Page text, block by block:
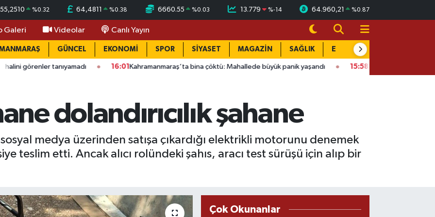
55,2510 %0.32 64,4811 %0.38 6660.55 %0.03 13.779 %-14 64.960,21 %0.87
Galeri Videolar Canlı Yayın
GÜNCEL EKONOMİ SPOR SİYASET MAGAZİN SAĞLIK EĞİTİM
16:01Kahramanmaraş’ta bina çöktü: Mahallede büyük panik yaşandı 15:58Bağlarbaşı Mahallesi'nde 101.
dolandırıcılık şahane
medya üzerinden satışa çıkardığı elektrikli motorunu denemek
teslim etti. Ancak alıcı rolündeki şahıs, aracı test sürüşü için alıp bir
Çok Okunanlar